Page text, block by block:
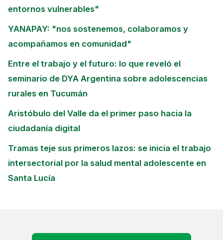
entornos vulnerables"
YANAPAY: "nos sostenemos, colaboramos y
acompañamos en comunidad"
Entre el trabajo y el futuro: lo que reveló el
seminario de DYA Argentina sobre adolescencias
rurales en Tucumán
Aristóbulo del Valle da el primer paso hacia la
ciudadanía digital
Tramas teje sus primeros lazos: se inicia el trabajo
intersectorial por la salud mental adolescente en
Santa Lucía